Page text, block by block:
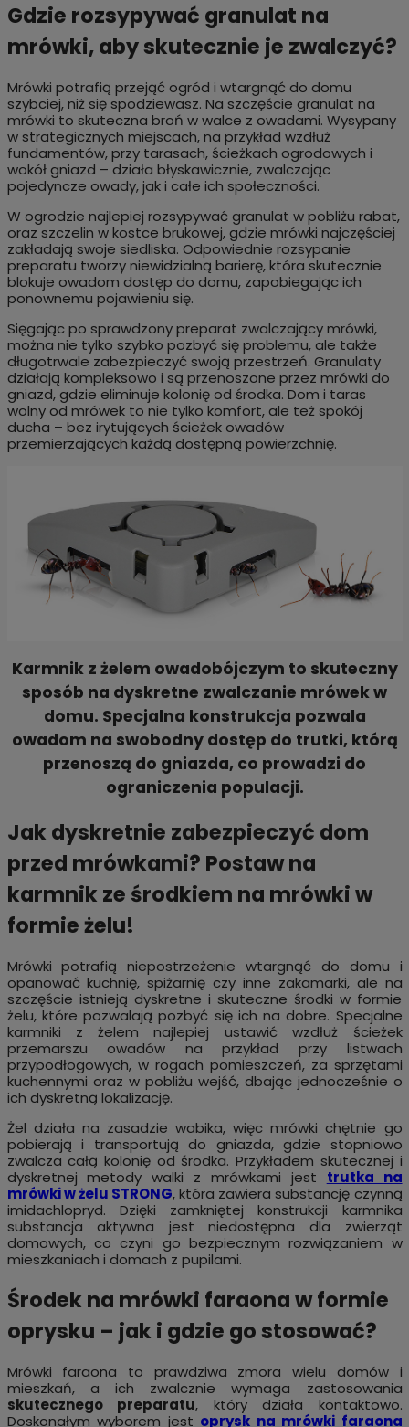
Gdzie rozsypywać granulat na
mrówki, aby skutecznie je zwalczyć?
Mrówki potrafią przejąć ogród i wtargnąć do domu
szybciej, niż się spodziewasz. Na szczęście granulat na
mrówki to skuteczna broń w walce z owadami. Wysypany
w strategicznych miejscach, na przykład wzdłuż
fundamentów, przy tarasach, ścieżkach ogrodowych i
wokół gniazd – działa błyskawicznie, zwalczając
pojedyncze owady, jak i całe ich społeczności.
W ogrodzie najlepiej rozsypywać granulat w pobliżu rabat,
oraz szczelin w kostce brukowej, gdzie mrówki najczęściej
zakładają swoje siedliska. Odpowiednie rozsypanie
preparatu tworzy niewidzialną barierę, która skutecznie
blokuje owadom dostęp do domu, zapobiegając ich
ponownemu pojawieniu się.
Sięgając po sprawdzony preparat zwalczający mrówki,
można nie tylko szybko pozbyć się problemu, ale także
długotrwale zabezpieczyć swoją przestrzeń. Granulaty
działają kompleksowo i są przenoszone przez mrówki do
gniazd, gdzie eliminuje kolonię od środka. Dom i taras
wolny od mrówek to nie tylko komfort, ale też spokój
ducha – bez irytujących ścieżek owadów
przemierzających każdą dostępną powierzchnię.
Karmnik z żelem owadobójczym to skuteczny
sposób na dyskretne zwalczanie mrówek w
domu. Specjalna konstrukcja pozwala
owadom na swobodny dostęp do trutki, którą
przenoszą do gniazda, co prowadzi do
ograniczenia populacji.
Jak dyskretnie zabezpieczyć dom
przed mrówkami? Postaw na
karmnik ze środkiem na mrówki w
formie żelu!
Mrówki potrafią niepostrzeżenie wtargnąć do domu i
opanować kuchnię, spiżarnię czy inne zakamarki, ale na
szczęście istnieją dyskretne i skuteczne środki w formie
żelu, które pozwalają pozbyć się ich na dobre. Specjalne
karmniki z żelem najlepiej ustawić wzdłuż ścieżek
przemarszu owadów na przykład przy listwach
przypodłogowych, w rogach pomieszczeń, za sprzętami
kuchennymi oraz w pobliżu wejść, dbając jednocześnie o
ich dyskretną lokalizację.
Żel działa na zasadzie wabika, więc mrówki chętnie go
pobierają i transportują do gniazda, gdzie stopniowo
zwalcza całą kolonię od środka. Przykładem skutecznej i
dyskretnej metody walki z mrówkami jest trutka na
mrówki w żelu STRONG, która zawiera substancję czynną
imidachlopryd. Dzięki zamkniętej konstrukcji karmnika
substancja aktywna jest niedostępna dla zwierząt
domowych, co czyni go bezpiecznym rozwiązaniem w
mieszkaniach i domach z pupilami.
Środek na mrówki faraona w formie
oprysku – jak i gdzie go stosować?
Mrówki faraona to prawdziwa zmora wielu domów i
mieszkań, a ich zwalcznie wymaga zastosowania
skutecznego preparatu, który działa kontaktowo.
Doskonałym wyborem jest oprysk na mrówki faraona